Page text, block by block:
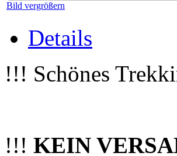
Bild vergrößern
Details
!!! Schönes
!!! KEIN